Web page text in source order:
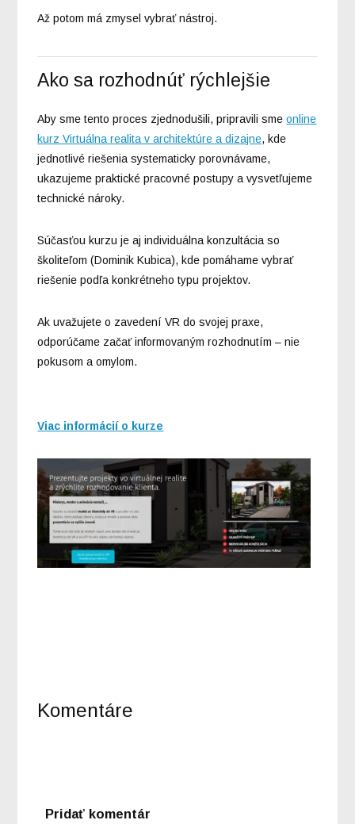
Až potom má zmysel vybrať nástroj.
Ako sa rozhodnúť rýchlejšie
Aby sme tento proces zjednodušili, pripravili smeonline
kurz Virtuálna realita v architektúre a dizajne, kde
jednotlivé riešenia systematicky porovnávame,
ukazujeme praktické pracovné postupy a vysvetľujeme
technické nároky.
Súčasťou kurzu je aj individuálna konzultácia so
školiteľom (Dominik Kubica), kde pomáhame vybrať
riešenie podľa konkrétneho typu projektov.
Ak uvažujete o zavedení VR do svojej praxe,
odporúčame začať informovaným rozhodnutím – nie
pokusom a omylom.
Viac informácií o kurze
Komentáre
Pridať komentár